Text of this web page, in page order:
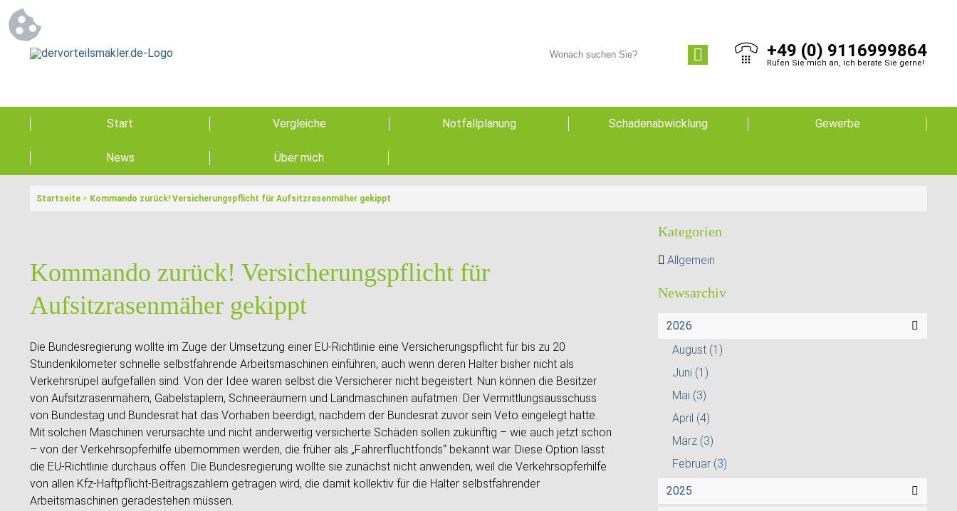
+49 (0) 9116999864
Rufen Sie mich an, ich berate Sie gerne!
Start Vergleiche Notfallplanung Schadenabwicklung Gewerbe
News Über mich
Startseite > Kommando zurück! Versicherungspflicht für Aufsitzrasenmäher gekippt
Kommando zurück! Versicherungspflicht für
Aufsitzrasenmäher gekippt
Die Bundesregierung wollte im Zuge der Umsetzung einer EU-Richtlinie eine Versicherungspflicht für bis zu 20
Stundenkilometer schnelle selbstfahrende Arbeitsmaschinen einführen, auch wenn deren Halter bisher nicht als
Verkehrsrüpel aufgefallen sind. Von der Idee waren selbst die Versicherer nicht begeistert. Nun können die Besitzer
von Aufsitzrasenmähern, Gabelstaplern, Schneeräumern und Landmaschinen aufatmen: Der Vermittlungsausschuss
von Bundestag und Bundesrat hat das Vorhaben beerdigt, nachdem der Bundesrat zuvor sein Veto eingelegt hatte.
Mit solchen Maschinen verursachte und nicht anderweitig versicherte Schäden sollen zukünftig – wie auch jetzt schon
– von der Verkehrsopferhilfe übernommen werden, die früher als „Fahrerfluchtfonds“ bekannt war. Diese Option lässt
die EU-Richtlinie durchaus offen. Die Bundesregierung wollte sie zunächst nicht anwenden, weil die Verkehrsopferhilfe
von allen Kfz-Haftpflicht-Beitragszahlern getragen wird, die damit kollektiv für die Halter selbstfahrender
Arbeitsmaschinen geradestehen müssen.
Kategorien
Allgemein
Newsarchiv
2026
August (1)
Juni (1)
Mai (3)
April (4)
März (3)
Februar (3)
2025